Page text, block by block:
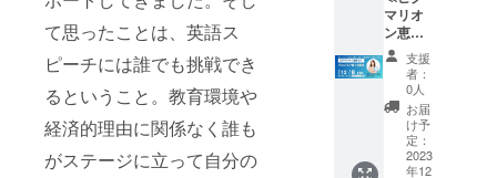
て思ったことは、英語ス
ピーチには誰でも挑戦でき
るということ。教育環境や
経済的理由に関係なく誰も
がステージに立って自分の
れる時代、
COVID-19の
影響もあり
オンライン
化が加速
し、SNSや
動画サイト
る、英
語の知
識やの
家族で
できる
英語
ゲーム
などを
親向け
学習法
につい
て、実
際の現
在の公
教育の
現状を
踏まえ
て親向
マリオ
ン恵美
子のグ
ローバ
ル子育
て座談
会≫ グ
ローバ
ル教育
支援
者：
0人
お届
け予
定：
2023
年12